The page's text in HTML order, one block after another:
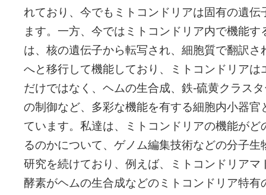
れており、今でもミトコンドリアは固有の遺
ます。一方、今ではミトコンドリア内で機能
は、核の遺伝子から転写され、細胞質で翻訳
へと移行して機能しており、ミトコンドリアは
だけではなく、ヘムの生合成、鉄-硫黄クラス
の制御など、多彩な機能を有する細胞内小器官
ています。私達は、ミトコンドリアの機能が
るのかについて、ゲノム編集技術などの分子
研究を続けており、例えば、ミトコンドリアマ
酵素がヘムの生合成などのミトコンドリア特